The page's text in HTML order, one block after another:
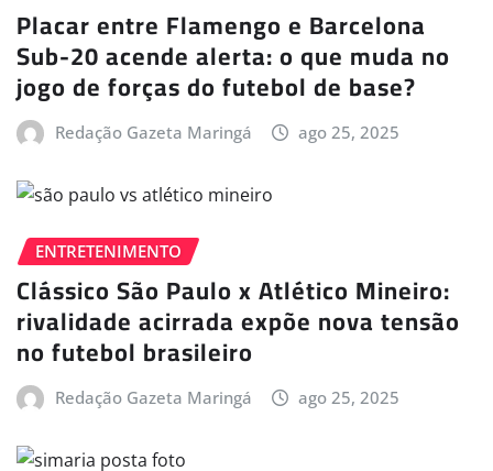
Placar entre Flamengo e Barcelona
Sub-20 acende alerta: o que muda no
jogo de forças do futebol de base?
Redação Gazeta Maringá ago 25, 2025
ENTRETENIMENTO
Clássico São Paulo x Atlético Mineiro:
rivalidade acirrada expõe nova tensão
no futebol brasileiro
Redação Gazeta Maringá ago 25, 2025